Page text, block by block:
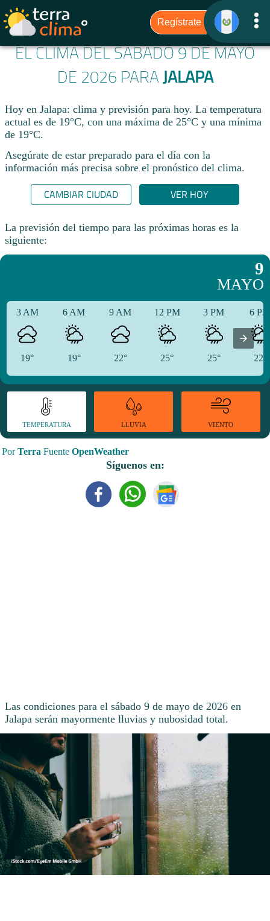
EL CLIMA DEL SÁBADO 9 DE MAYO
DE 2026 PARAJALAPA
Hoy en Jalapa: clima y previsión para hoy. La temperatura
actual es de 19°C, con una máxima de 25°C y una mínima
de 19°C.​
Asegúrate de estar preparado para el día con la
información más precisa sobre el pronóstico del clima.
CAMBIAR CIUDAD VER HOY
La previsión del tiempo para las próximas horas es la
siguiente:
9
MAYO
3 AM
19°
6 AM
19°
9 AM
22°
12 PM
25°
3 PM
25°
6
22°
TEMPERATURA LLUVIA VIENTO
PorTerra Fuente OpenWeather
Síguenos en:
Las condiciones para el sábado 9 de mayo de 2026 en
Jalapa serán mayormente lluvias y nubosidad total.